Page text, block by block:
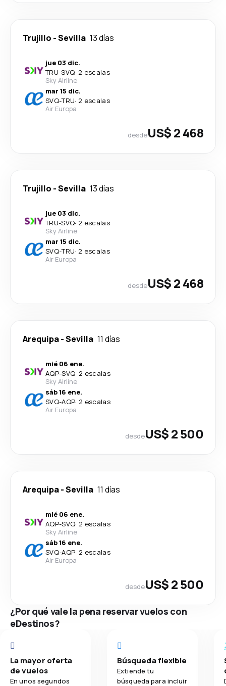
Trujillo -Sevilla 13 días
jue 03 dic.
TRU-SVQ· 2 escalas
Sky Airline
mar 15 dic.
SVQ-TRU· 2 escalas
Air Europa
desdeUS$ 2 468
Trujillo -Sevilla 13 días
jue 03 dic.
TRU-SVQ· 2 escalas
Sky Airline
mar 15 dic.
SVQ-TRU· 2 escalas
Air Europa
desdeUS$ 2 468
Arequipa-Sevilla 11 días
mié 06 ene.
AQP-SVQ· 2 escalas
Sky Airline
sáb 16 ene.
SVQ-AQP· 2 escalas
Air Europa
desdeUS$ 2 500
Arequipa-Sevilla 11 días
mié 06 ene.
AQP-SVQ· 2 escalas
Sky Airline
sáb 16 ene.
SVQ-AQP· 2 escalas
Air Europa
desdeUS$ 2 500
¿Por qué vale la pena reservar vuelos con
eDestinos?
La mayor oferta
de vuelos
En unos segundos
Búsqueda flexible
Extiende tu
búsqueda para incluir